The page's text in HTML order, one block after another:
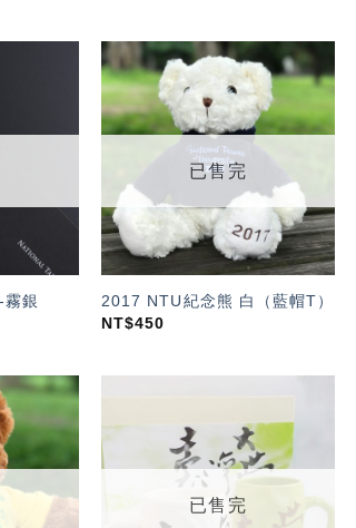
望輕
霧銀
「願
望輕
已售完
2017 NTU紀念熊 白（藍帽T）
NT$450
望輕
「願
望輕
已售完